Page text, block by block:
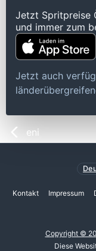
Jetzt Spritpreise
und immer zum
Jetzt auch
eni
Kontakt Impressum
Copyright ©
Diese